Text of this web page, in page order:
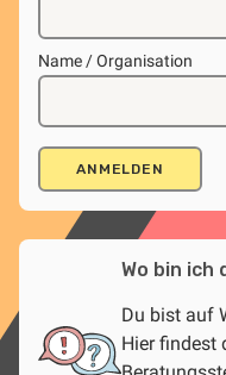
Name / Organisation
Wo bin ich
Du bist auf
Hier findest